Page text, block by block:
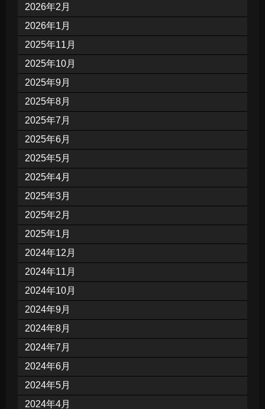
2026年2月
2026年1月
2025年11月
2025年10月
2025年9月
2025年8月
2025年7月
2025年6月
2025年5月
2025年4月
2025年3月
2025年2月
2025年1月
2024年12月
2024年11月
2024年10月
2024年9月
2024年8月
2024年7月
2024年6月
2024年5月
2024年4月